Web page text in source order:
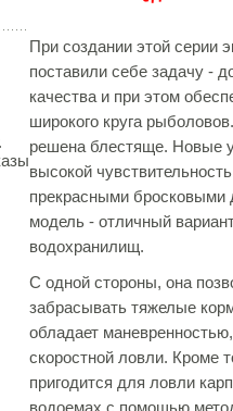
При создании этой серии
поставили себе задачу -
качества и при этом
широкого круга
решена блестяще. Новые
высокой
прекрасными
модель - отличный
водохранилищ.
С одной стороны, она
забрасывать тяжелые
обладает
скоростной ловли. Кроме
пригодится для ловли
водоемах с помощью